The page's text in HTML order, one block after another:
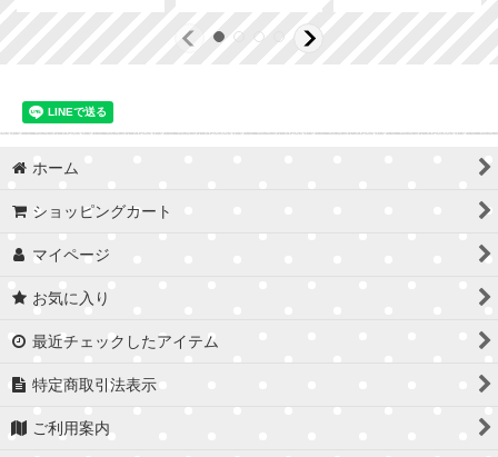
ホーム
ショッピングカート
マイページ
お気に入り
最近チェックしたアイテム
特定商取引法表示
ご利用案内